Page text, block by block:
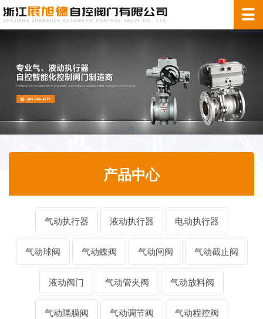
产品中心
气动执行器 液动执行器 电动执行器
气动球阀 气动蝶阀 气动闸阀 气动截止阀
液动阀门 气动管夹阀 气动放料阀
气动隔膜阀 气动调节阀 气动程控阀